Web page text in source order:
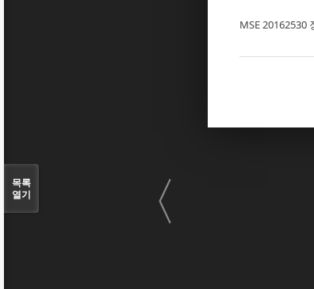
MSE 20162530
〈
목록
열기